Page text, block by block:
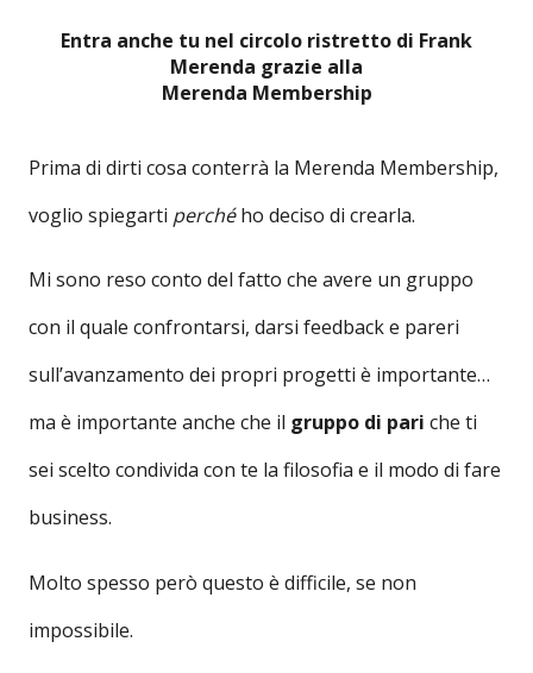
Entra anche tu nel circolo ristretto di Frank
Merenda grazie alla
Merenda Membership
Prima di dirti cosa conterrà la Merenda Membership,
voglio spiegarti perchého deciso di crearla.
Mi sono reso conto del fatto che avere un gruppo
con il quale confrontarsi, darsi feedback e pareri
sull’avanzamento dei propri progetti è importante…
ma è importante anche che il gruppo di pari che ti
sei scelto condivida con te la filosofia e il modo di fare
business.
Molto spesso però questo è difficile, se non
impossibile.